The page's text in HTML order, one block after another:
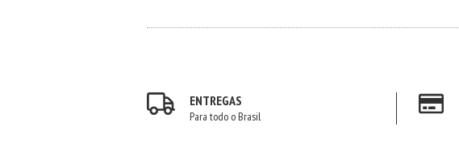
ENTREGAS
Para todo o Brasil